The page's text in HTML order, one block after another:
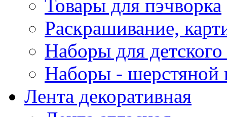
Товары для пэчворка
Раскрашивание,
Наборы для
Наборы - шерстяной
Лента декоративная